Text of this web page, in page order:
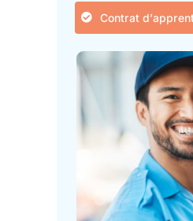
Contrat